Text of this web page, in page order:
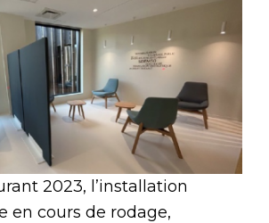
2023, l’installation
en cours de rodage,